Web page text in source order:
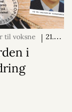
til voksne
21.
i